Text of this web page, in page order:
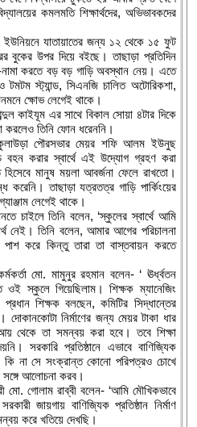
কমলমতি শিক্ষার্থদের, অভিভাবকদের
যাতায়াতের জন্য ১২ থেকে ১৫ ফুট
বুকের উপর দিয়ে বইছে। তাছাড়া প্রতিদিন
নামা করতে বড় বড় গাড়ি অবস্থান নেয়। এতে
টমটম স্ট্যান্ড, সিএনজি চালিত অটোরিকশা,
ক্ষোভ লেগেই থাকে।
কাইযূম এর সাথে বিকাল সোয়া ৪টার দিকে
করলেও তিনি ফোন ধরেননি।
কুলাউড়া পৌরসভার মেয়র শফি আলম ইউনুছ
বহন করার স্বার্থে এই উদ্যোগ গ্রহণ করা
মানুষ ময়লা আবর্জনা ফেলে রাখতো।
তাছাড়া যত্রতত্র গাড়ি পার্কিংয়ের
লেগেই থাকে।
চাইলে তিনি বলেন, ‘স্কুলের স্বার্থে আমি
নেই। তিনি বলেন, আমার আগের পরিচালনা
করে কিন্তু তারা তা বাস্তবায়ন করতে
মো. মামুনুর রহমান বলেন- ‘ ঊর্ধ্বতন
ওই স্কুলে গিয়েছিলাম। শিক্ষক ম্যানেজিং
শিক্ষক বলছেন, কমিটির সিদ্ধান্তের
নির্মাণের জন্য মেয়র টাকা ধার
থেকে তা সমন্বয় করা হবে। তবে শিক্ষা
সরকারি প্রতিষ্ঠানে এভাবে বাণিজ্যিক
কি না সে সংক্রান্ত কোনো পরিপত্রও চোখে
সঙ্গে আলোচনা করব।
মো. গোলাম রাব্বী বলেন- ‘আমি মৌখিকভাবে
জায়গায় বাণিজ্যিক প্রতিষ্ঠান নির্মাণ
করে খতিয়ে দেখছি।